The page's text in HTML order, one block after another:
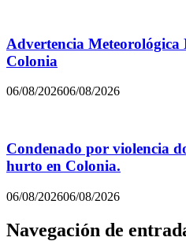
Advertencia
Colonia
06/08/202606/08/2026
Condenado por violencia
hurto en Colonia.
06/08/202606/08/2026
Navegación de